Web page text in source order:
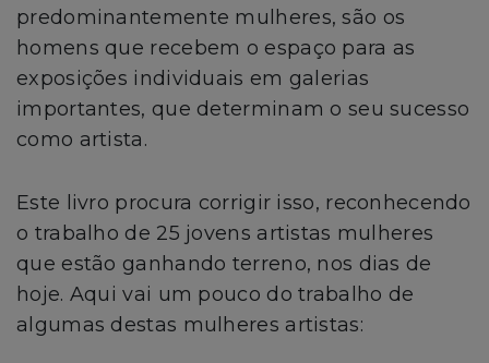
predominantemente mulheres, são os
homens que recebem o espaço para as
exposições individuais em galerias
importantes, que determinam o seu sucesso
como artista.
Este livro procura corrigir isso, reconhecendo
o trabalho de 25 jovens artistas mulheres
que estão ganhando terreno, nos dias de
hoje. Aqui vai um pouco do trabalho de
algumas destas mulheres artistas: